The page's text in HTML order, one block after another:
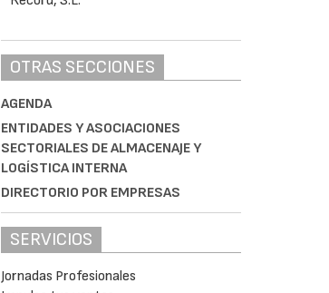
OTRAS SECCIONES
AGENDA
ENTIDADES Y ASOCIACIONES
SECTORIALES DE ALMACENAJE Y
LOGÍSTICA INTERNA
DIRECTORIO POR EMPRESAS
SERVICIOS
Jornadas Profesionales